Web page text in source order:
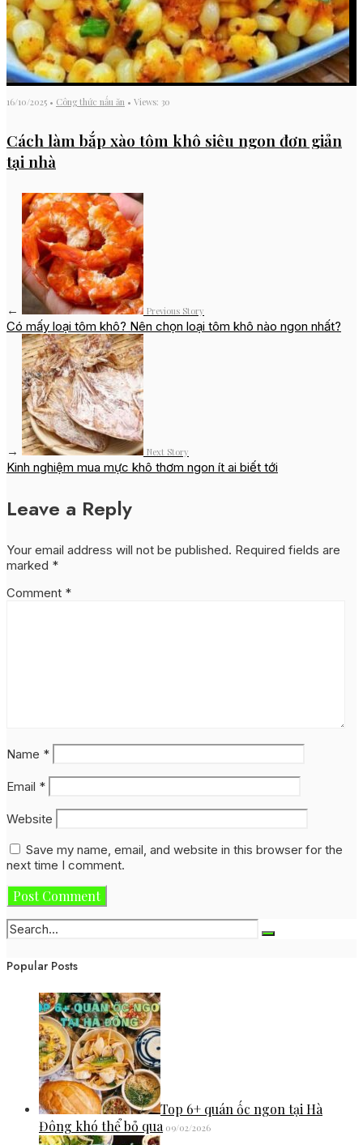
16/10/2025 • Công thức nấu ăn • Views: 30
Cách làm bắp xào tôm khô siêu ngon đơn giản
tại nhà
← Previous Story
Có mấy loại tôm khô? Nên chọn loại tôm khô nào ngon nhất?
→ Next Story
Kinh nghiệm mua mực khô thơm ngon ít ai biết tới
Leave a Reply
Your email address will not be published. Required fields are
marked *
Comment *
Name *
Email *
Website
Save my name, email, and website in this browser for the
next time I comment.
Popular Posts
Top 6+ quán ốc ngon tại Hà
Đông khó thể bỏ qua09/02/2026